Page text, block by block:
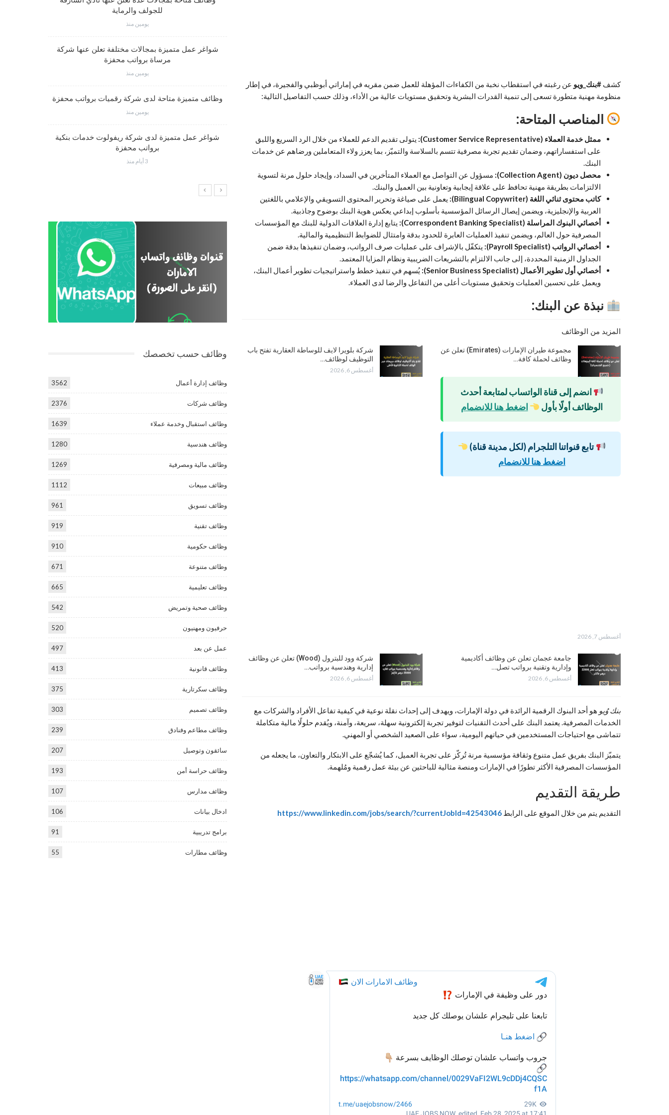
كشف #بنك_ويو عن رغبته في استقطاب نخبة من الكفاءات المؤهلة للعمل ضمن مقريه في إماراتي أبوظبي والفجيرة، في إطار
منظومة مهنية متطورة تسعى إلى تنمية القدرات البشرية وتحقيق مستويات عالية من الأداء، وذلك حسب التفاصيل التالية:
المناصب المتاحة:
ممثل خدمة العملاء (Customer Service Representative):
يتولى تقديم الدعم للعملاء من خلال الرد السريع واللبق
على استفساراتهم، وضمان تقديم تجربة مصرفية تتسم بالسلاسة والتميّز، بما يعزز ولاء المتعاملين ورضاهم عن خدمات
البنك.
محصل ديون (Collection Agent):
مسؤول عن التواصل مع العملاء المتأخرين في السداد، وإيجاد حلول مرنة لتسوية
الالتزامات بطريقة مهنية تحافظ على علاقة إيجابية وتعاونية بين العميل والبنك.
كاتب محتوى ثنائي اللغة (Bilingual Copywriter):
يعمل على صياغة وتحرير المحتوى التسويقي والإعلامي باللغتين
العربية والإنجليزية، ويضمن إيصال الرسائل المؤسسية بأسلوب إبداعي يعكس هوية البنك بوضوح وجاذبية.
أخصائي البنوك المراسلة (Correspondent Banking Specialist):
يتابع إدارة العلاقات الدولية للبنك مع المؤسسات
المصرفية حول العالم، ويضمن تنفيذ العمليات العابرة للحدود بدقة وامتثال للضوابط التنظيمية والمالية.
أخصائي الرواتب (Payroll Specialist):
يتكفّل بالإشراف على عمليات صرف الرواتب، وضمان تنفيذها بدقة ضمن
الجداول الزمنية المحددة، إلى جانب الالتزام بالتشريعات الضريبية ونظام المزايا المعتمد.
أخصائي أول تطوير الأعمال (Senior Business Specialist):
يُسهم في تنفيذ خطط واستراتيجيات تطوير أعمال البنك،
ويعمل على تحسين العمليات وتحقيق مستويات أعلى من التفاعل والرضا لدى العملاء.
نبذة عن البنك:
المزيد من الوظائف
مجموعة طيران الإمارات (Emirates) تعلن عن
وظائف لحملة كافة…
انضم إلى قناة الواتساب لمتابعة أحدث
الوظائف أولًا بأول
اضغط هنا للانضمام
تابع قنواتنا التلجرام (لكل مدينة قناة)
اضغط هنا للانضمام
أغسطس 7, 2026
شركة بلويرا لايف للوساطة العقارية تفتح باب
التوظيف لوظائف…
أغسطس 6, 2026
جامعة عجمان تعلن عن وظائف أكاديمية
وإدارية وتقنية برواتب تصل…
أغسطس 6, 2026
شركة وود للبترول (Wood) تعلن عن وظائف
إدارية وهندسية برواتب…
أغسطس 6, 2026
بنك وُيو هو أحد البنوك الرقمية الرائدة في دولة الإمارات، ويهدف إلى إحداث نقلة نوعية في كيفية تفاعل الأفراد والشركات مع
الخدمات المصرفية. يعتمد البنك على أحدث التقنيات لتوفير تجربة إلكترونية سهلة، سريعة، وآمنة، ويُقدم حلولًا مالية متكاملة
تتماشى مع احتياجات المستخدمين في حياتهم اليومية، سواء على الصعيد الشخصي أو المهني.
يتميّز البنك بفريق عمل متنوع وثقافة مؤسسية مرنة تُركّز على تجربة العميل، كما يُشجّع على الابتكار والتعاون، ما يجعله من
المؤسسات المصرفية الأكثر تطورًا في الإمارات ومنصة مثالية للباحثين عن بيئة عمل رقمية ومُلهمة.
طريقة التقديم
التقديم يتم من خلال الموقع على الرابط https://www.linkedin.com/jobs/search/?currentJobId=42543046
وظائف متميزة تعلن عنها طيران أبوظبي بمجالات عدة و
للجولف والرماية
يومين منذ
شواغر عمل متميزة بمجالات مختلفة تعلن عنها شركة
مرساة برواتب محفزة
يومين منذ
وظائف متميزة متاحة لدى شركة رقميات برواتب محفزة
يومين منذ
شواغر عمل متميزة لدى شركة ريفولوت خدمات بنكية
برواتب محفزة
3 أيام منذ
وظائف حسب تخصصك
وظائف إدارة أعمال 3562
وظائف شركات 2376
وظائف استقبال وخدمة عملاء 1639
وظائف هندسية 1280
وظائف مالية ومصرفية 1269
وظائف مبيعات 1112
وظائف تسويق 961
وظائف تقنية 919
وظائف حكومية 910
وظائف متنوعة 671
وظائف تعليمية 665
وظائف صحية وتمريض 542
حرفيون ومهنيون 520
عمل عن بعد 497
وظائف قانونية 413
وظائف سكرتارية 375
وظائف تصميم 303
وظائف مطاعم وفنادق 239
سائقون وتوصيل 207
وظائف حراسة أمن 193
وظائف مدارس 107
ادخال بيانات 106
برامج تدريبية 91
وظائف مطارات 55